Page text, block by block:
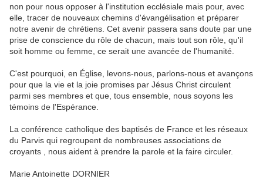
non pour nous opposer à l'institution ecclésiale mais pour, avec
elle, tracer de nouveaux chemins d'évangélisation et préparer
notre avenir de chrétiens. Cet avenir passera sans doute par une
prise de conscience du rôle de chacun, mais tout son rôle, qu'il
soit homme ou femme, ce serait une avancée de l'humanité.
C'est pourquoi, en Église, levons-nous, parlons-nous et avançons
pour que la vie et la joie promises par Jésus Christ circulent
parmi ses membres et que, tous ensemble, nous soyons les
témoins de l'Espérance.
La conférence catholique des baptisés de France et les réseaux
du Parvis qui regroupent de nombreuses associations de
croyants , nous aident à prendre la parole et la faire circuler.
Marie Antoinette DORNIER